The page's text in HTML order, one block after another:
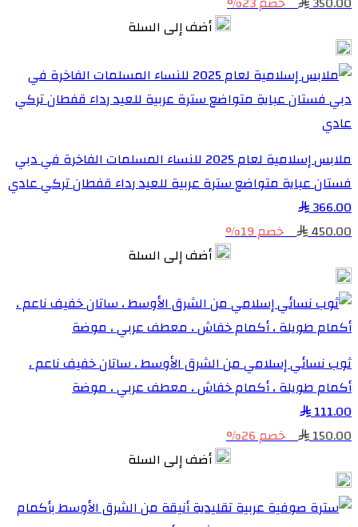
أضف إلى السلة
ملابس إسلامية لعام 2025 للنساء المسلمات الفاخرة في دبي
فستان عباية متواضع سترة عربية للعيد رداء قفطان تركي عادي
366.00
450.00
خصم 19%
أضف إلى السلة
ثوب نسائي إسلامي من الشرق الأوسط ، ساتان خفيف ناعم ،
أكمام طويلة ، أكمام خفاش ، معطف عربي ، موضة
111.00
150.00
خصم 26%
أضف إلى السلة